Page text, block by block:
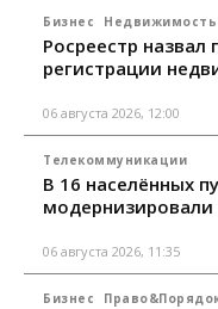
Бизнес Недвижимость
Росреестр назвал
регистрации
06 августа 2026, 12:00
Телекоммуникации
В 16 населённых
06 августа 2026, 11:35
Бизнес